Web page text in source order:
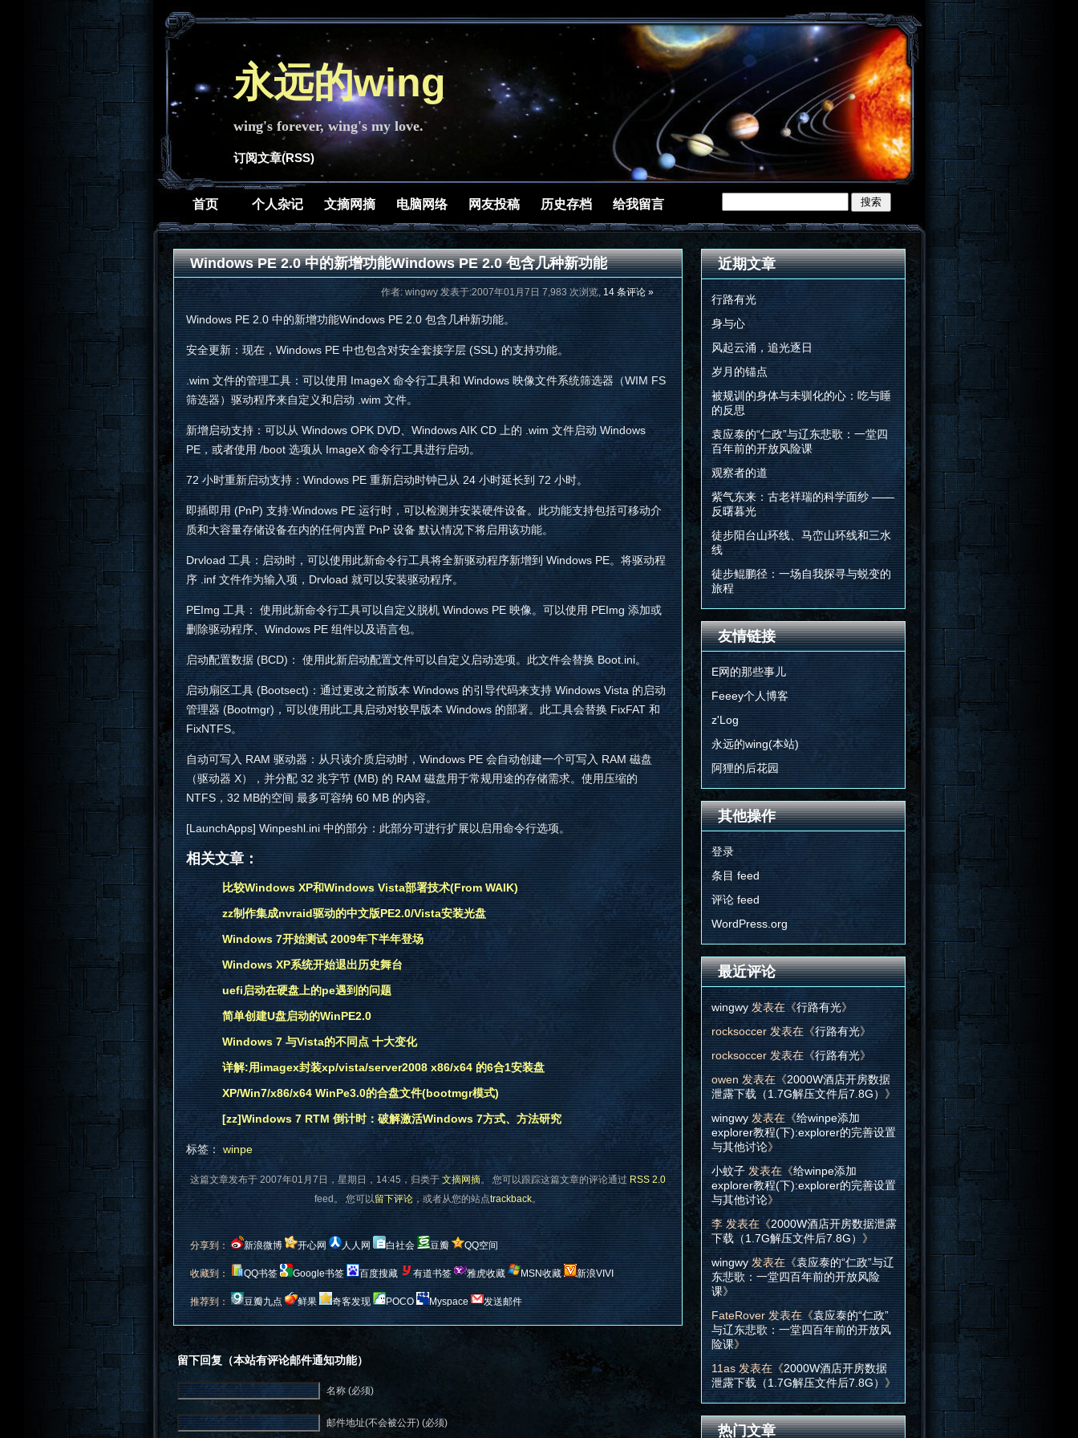
永远的wing
wing's forever, wing's my love.
订阅文章(RSS)
首页 个人杂记 文摘网摘 电脑网络 网友投稿 历史存档 给我留言
Windows PE 2.0 中的新增功能Windows PE 2.0 包含几种新功能
作者: wingwy 发表于:2007年01月7日 7,983 次浏览, 14 条评论 »
Windows PE 2.0 中的新增功能Windows PE 2.0 包含几种新功能。
安全更新：现在，Windows PE 中也包含对安全套接字层 (SSL) 的支持功能。
.wim 文件的管理工具：可以使用 ImageX 命令行工具和 Windows 映像文件系统筛选器（WIM FS
筛选器）驱动程序来自定义和启动 .wim 文件。
新增启动支持：可以从 Windows OPK DVD、Windows AIK CD 上的 .wim 文件启动 Windows
PE，或者使用 /boot 选项从 ImageX 命令行工具进行启动。
72 小时重新启动支持：Windows PE 重新启动时钟已从 24 小时延长到 72 小时。
即插即用 (PnP) 支持:Windows PE 运行时，可以检测并安装硬件设备。此功能支持包括可移动介
质和大容量存储设备在内的任何内置 PnP 设备 默认情况下将启用该功能。
Drvload 工具：启动时，可以使用此新命令行工具将全新驱动程序新增到 Windows PE。将驱动程
序 .inf 文件作为输入项，Drvload 就可以安装驱动程序。
PEImg 工具： 使用此新命令行工具可以自定义脱机 Windows PE 映像。可以使用 PEImg 添加或
删除驱动程序、Windows PE 组件以及语言包。
启动配置数据 (BCD)： 使用此新启动配置文件可以自定义启动选项。此文件会替换 Boot.ini。
启动扇区工具 (Bootsect)：通过更改之前版本 Windows 的引导代码来支持 Windows Vista 的启动
管理器 (Bootmgr)，可以使用此工具启动对较早版本 Windows 的部署。此工具会替换 FixFAT 和
FixNTFS。
自动可写入 RAM 驱动器：从只读介质启动时，Windows PE 会自动创建一个可写入 RAM 磁盘
（驱动器 X），并分配 32 兆字节 (MB) 的 RAM 磁盘用于常规用途的存储需求。使用压缩的
NTFS，32 MB的空间 最多可容纳 60 MB 的内容。
[LaunchApps] Winpeshl.ini 中的部分：此部分可进行扩展以启用命令行选项。
相关文章：
比较Windows XP和Windows Vista部署技术(From WAIK)
zz制作集成nvraid驱动的中文版PE2.0/Vista安装光盘
Windows 7开始测试 2009年下半年登场
Windows XP系统开始退出历史舞台
uefi启动在硬盘上的pe遇到的问题
简单创建U盘启动的WinPE2.0
Windows 7 与Vista的不同点 十大变化
详解:用imagex封装xp/vista/server2008 x86/x64 的6合1安装盘
XP/Win7/x86/x64 WinPe3.0的合盘文件(bootmgr模式)
[zz]Windows 7 RTM 倒计时：破解激活Windows 7方式、方法研究
标签： winpe
这篇文章发布于 2007年01月7日，星期日，14:45，归类于文摘网摘。 您可以跟踪这篇文章的评论通过 RSS 2.0
feed。 您可以留下评论，或者从您的站点trackback。
分享到： 新浪微博 开心网 人人网 白社会 豆瓣 QQ空间
收藏到： QQ书签 Google书签 百度搜藏 有道书签 雅虎收藏 MSN收藏 新浪VIVI
推荐到： 豆瓣九点 鲜果 奇客发现 POCO Myspace 发送邮件
留下回复（本站有评论邮件通知功能）
名称 (必须)
邮件地址(不会被公开) (必须)
近期文章
行路有光
身与心
风起云涌，追光逐日
岁月的锚点
被规训的身体与未驯化的心：吃与睡
的反思
袁应泰的“仁政”与辽东悲歌：一堂四
百年前的开放风险课
观察者的道
紫气东来：古老祥瑞的科学面纱 ——
反曙暮光
徒步阳台山环线、马峦山环线和三水
线
徒步鲲鹏径：一场自我探寻与蜕变的
旅程
友情链接
E网的那些事儿
Feeey个人博客
z'Log
永远的wing(本站)
阿狸的后花园
其他操作
登录
条目 feed
评论 feed
WordPress.org
最近评论
wingwy发表在《行路有光》
rocksoccer发表在《行路有光》
rocksoccer发表在《行路有光》
owen 发表在《2000W酒店开房数据
泄露下载（1.7G解压文件后7.8G） 》
wingwy发表在《给winpe添加
explorer教程(下):explorer的完善设置
与其他讨论》
小蚊子发表在《给winpe添加
explorer教程(下):explorer的完善设置
与其他讨论》
李发表在《2000W酒店开房数据泄露
下载（1.7G解压文件后7.8G） 》
wingwy发表在《袁应泰的“仁政”与辽
东悲歌：一堂四百年前的开放风险
课》
FateRover发表在《袁应泰的“仁政”
与辽东悲歌：一堂四百年前的开放风
险课》
11as发表在《2000W酒店开房数据
泄露下载（1.7G解压文件后7.8G） 》
热门文章